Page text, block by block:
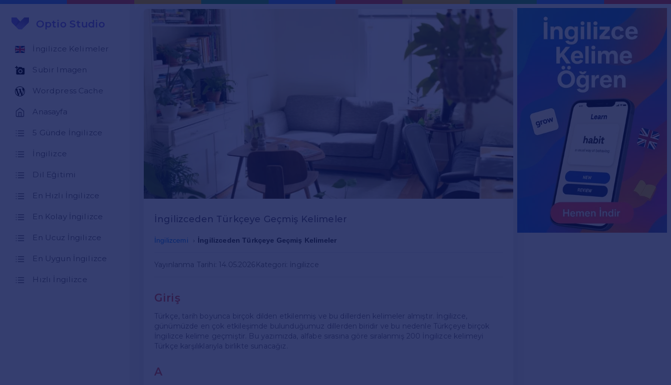
Optio Studio
İngilizce Kelimeler
Subir Imagen
Wordpress Cache
Anasayfa
5 Günde İngilizce
İngilizce
Dil Eğitimi
En Hızlı İngilizce
En Kolay İngilizce
En Ucuz İngilizce
En Uygun İngilizce
Hızlı İngilizce
İngilizceden Türkçeye Geçmiş Kelimeler
İngilizcemi İngilizceden Türkçeye Geçmiş Kelimeler
Yayınlanma Tarihi: 14.05.2026 Kategori: İngilizce
Giriş
Türkçe, tarih boyunca birçok dilden etkilenmiş ve bu dillerden kelimeler almıştır. İngilizce,
günümüzde en çok etkileşimde bulunduğumuz dillerden biridir ve bu nedenle Türkçeye birçok
İngilizce kelime geçmiştir. Bu yazımızda, alfabe sırasına göre sıralanmış 200 İngilizce kelimeyi
Türkçe karşılıklarıyla birlikte sunacağız.
A